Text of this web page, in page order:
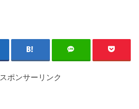
スポンサーリンク